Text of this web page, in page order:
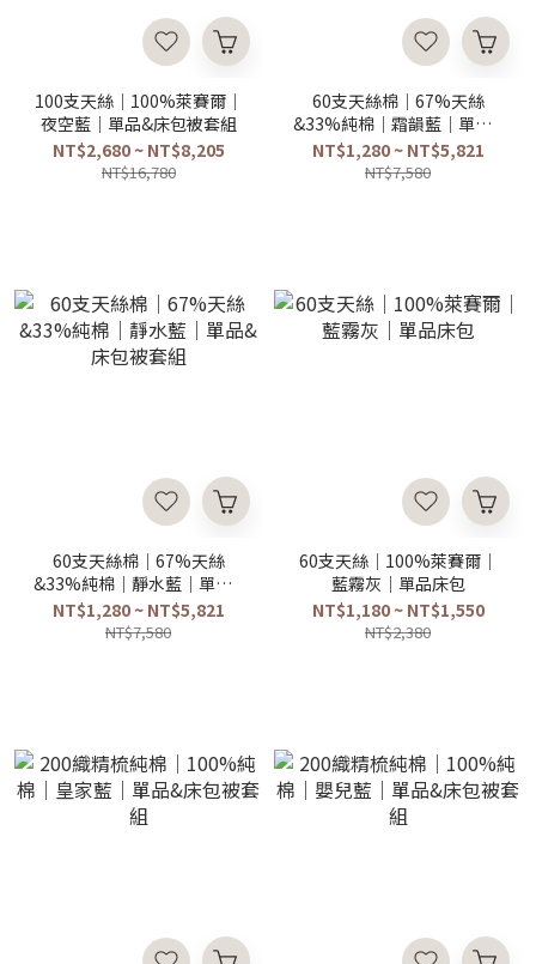
100支天絲｜100%萊賽爾｜
夜空藍｜單品&床包被套組
NT$2,680 ~ NT$8,205
NT$16,780
60支天絲棉｜67%天絲
&33%純棉｜霜韻藍｜單品&
床包被套組
NT$1,280 ~ NT$5,821
NT$7,580
60支天絲棉｜67%天絲
&33%純棉｜靜水藍｜單品&
床包被套組
NT$1,280 ~ NT$5,821
NT$7,580
60支天絲｜100%萊賽爾｜
藍霧灰｜單品床包
NT$1,180 ~ NT$1,550
NT$2,380